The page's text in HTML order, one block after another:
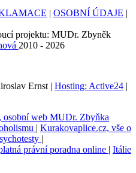
| OSOBNÍ ÚDAJE |
projektu: MUDr. Zbyněk
2010 - 2026
Ernst | Hosting: Active24 |
osobní web MUDr. Zbyňka
| Kurakovaplice.cz, vše o
|
právní poradna online | Itálie